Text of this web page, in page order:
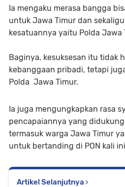
Ia mengaku merasa bangga
untuk Jawa Timur dan
kesatuannya yaitu Polda Jawa
Baginya, kesuksesan itu tidak
kebanggaan pribadi, tetapi
Polda Jawa Timur.
Ia juga mengungkapkan rasa
pencapaiannya yang
termasuk warga Jawa Timur
untuk bertanding di PON kali
Artikel Selanjutnya